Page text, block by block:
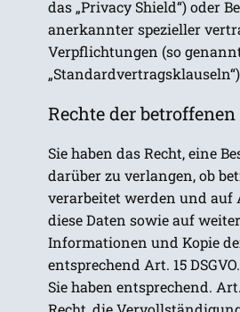
das „Privacy Shield“) oder
anerkannter spezieller
Verpflichtungen (so
Rechte der betroffenen
Sie haben das Recht, eine
darüber zu verlangen, ob
verarbeitet werden und auf
diese Daten sowie auf
Informationen und Kopie
entsprechend Art. 15 DSGVO.
Sie haben entsprechend.